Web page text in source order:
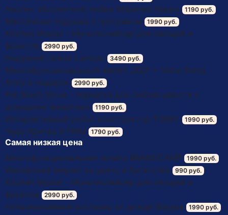
Амулет абсолютной любви Мэрилин Керро 1190 руб.
Массажная подушка с прогревом 1990 руб.
Kitchen Master - Мультислайсер для овощей и
фруктов
2990 руб.
Надувной лежак Lamzac 3490 руб.
Многофункциональный жилет JEEP + Часы Swiss
Amry в подарок
2990 руб.
Pet Brush Glove – перчатка для снятия шерсти с
домашних животных
1190 руб.
Интерактивный робот конструктор TOBBY 1990 руб.
Чудо-бритва X-TRIM 1790 руб.
Самая низкая цена
Многофункциональная лопата BRANDCAMP
1990 руб.
Имперский амулет на удачу и богатство 990 руб.
Kitchen Master - Мультислайсер для овощей и
фруктов
2990 руб.
Непромокаемые костюмы от дождя Biaojue 1990 руб.